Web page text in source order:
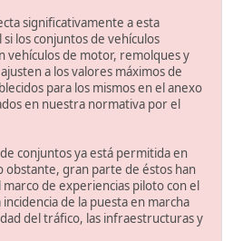
significativamente a esta
los conjuntos de vehículos
vehículos de motor, remolques y
a los valores máximos de
para los mismos en el anexo
en nuestra normativa por el
conjuntos ya está permitida en
obstante, gran parte de éstos han
de experiencias piloto con el
de la puesta en marcha
del tráfico, las infraestructuras y